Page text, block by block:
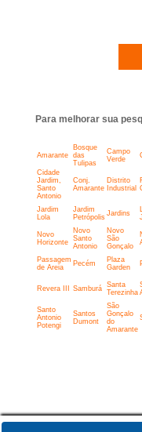
Para melhorar sua
Amarante
Bosque
das
Tulipas
Campo
Verde
Cidade
Jardim,
Santo
Antonio
Conj.
Amarante
Distrito
Industrial
Jardim
Lola
Jardim
Petrópolis Jardins
Novo
Horizonte
Novo
Santo
Antonio
Novo
São
Gonçalo
Passagem
de Areia
Pecém
Plaza
Garden
Revera III Samburá
Santa
Terezinha
Santo
Antonio
Potengi
Santos
Dumont
São
Gonçalo
do
Amarante